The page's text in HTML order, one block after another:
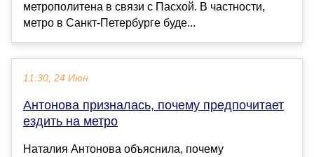
метрополитена в связи с Пасхой. В частности,
метро в Санкт-Петербурге буде...
11:30, 24 Июн
Антонова призналась, почему предпочитает
ездить на метро
Наталия Антонова объяснила, почему